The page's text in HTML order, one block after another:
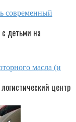
современный
детьми на
масла (и
центр